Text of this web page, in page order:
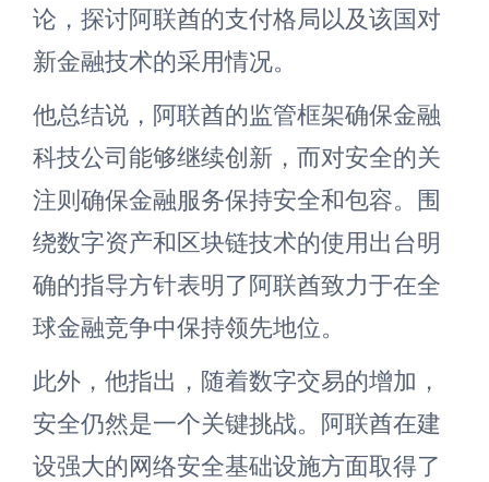
论，探讨阿联酋的支付格局以及该国对
新金融技术的采用情况。
他总结说，阿联酋的监管框架确保金融
科技公司能够继续创新，而对安全的关
注则确保金融服务保持安全和包容。围
绕数字资产和区块链技术的使用出台明
确的指导方针表明了阿联酋致力于在全
球金融竞争中保持领先地位。
此外，他指出，随着数字交易的增加，
安全仍然是一个关键挑战。阿联酋在建
设强大的网络安全基础设施方面取得了